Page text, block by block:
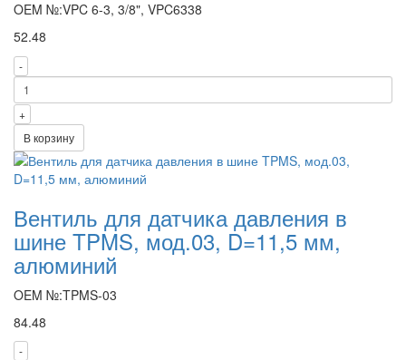
OEM №:VPC 6-3, 3/8", VPC6338
52.48
-
+
В корзину
Вентиль для датчика давления в
шине TPMS, мод.03, D=11,5 мм,
алюминий
OEM №:TPMS-03
84.48
-